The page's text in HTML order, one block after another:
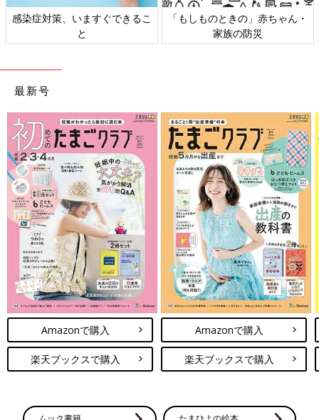
日本外来小児科学会リーフレッ
ト検討会
六星占術 細木かおりさんの人生
相談
最新号
Amazonで購入
楽天ブックスで購入
Amazonで購入
楽天ブックスで購入